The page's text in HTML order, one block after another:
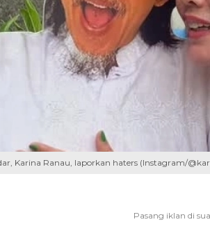
Karina Ranau, laporkan haters (Instagram/